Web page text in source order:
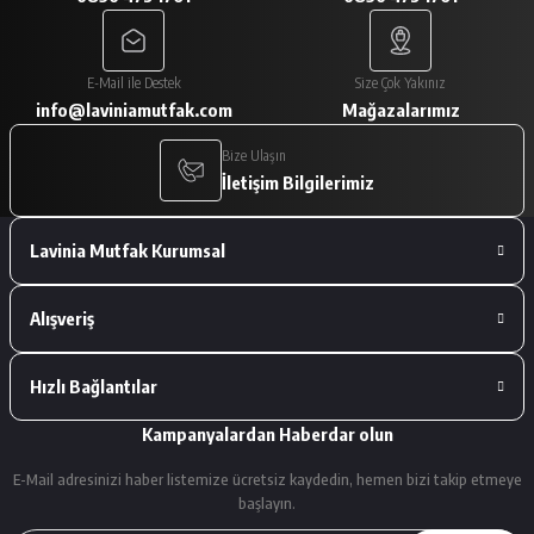
Paketleme çok iyiydi. Ürünler tam
istediğimiz gibiydi.
A... V... | 29/01/2026
Deneyimini Paylaş
E-Mail ile Destek
info@laviniamutfak.com
Size Çok Yakınız
Mağazalarımız
Bize Ulaşın
İletişim Bilgilerimiz
Lavinia Mutfak Kurumsal
Alışveriş
Hızlı Bağlantılar
Kampanyalardan Haberdar olun
E-Mail adresinizi haber listemize ücretsiz kaydedin, hemen bizi takip etmeye
başlayın.